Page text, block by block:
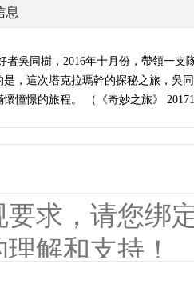
息
者吳同樹，2016年十月份，帶領一
，這次塔克拉瑪幹的探秘之旅，吳
憧憬的旅程。 （《奇妙之旅》